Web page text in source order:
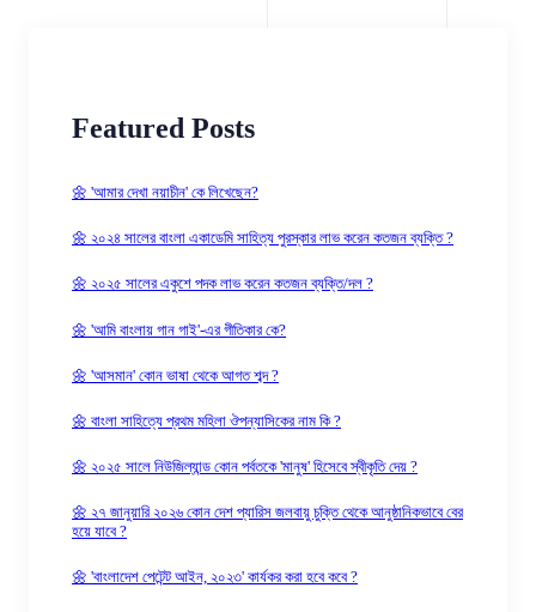
Featured Posts
🌼 'আমার দেখা নয়াচীন' কে লিখেছেন?
🌼 ২০২৪ সালের বাংলা একাডেমি সাহিত্য পুরস্কার লাভ করেন কতজন ব্যক্তি ?
🌼 ২০২৫ সালের একুশে পদক লাভ করেন কতজন ব্যক্তি/দল ?
🌼 'আমি বাংলায় গান গাই'-এর গীতিকার কে?
🌼 'আসমান' কোন ভাষা থেকে আগত শব্দ ?
🌼 বাংলা সাহিত্যে প্রথম মহিলা ঔপন্যাসিকের নাম কি ?
🌼 ২০২৫ সালে নিউজিল্যান্ড কোন পর্বতকে 'মানুষ' হিসেবে স্বীকৃতি দেয় ?
🌼 ২৭ জানুয়ারি ২০২৬ কোন দেশ প্যারিস জলবায়ু চুক্তি থেকে আনুষ্ঠানিকভাবে বের
হয়ে যাবে ?
🌼 'বাংলাদেশ পেটেন্ট আইন, ২০২৩' কার্যকর করা হবে কবে ?